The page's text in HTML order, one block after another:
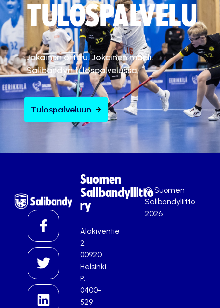
TULOSPALVELU
Jokainen ottelu. Jokainen maali.
Salibandyn tulospalvelussa.
Tulospalveluun
Suomen
Salibandyliitto
ry
Alakiventie
2,
00920
Helsinki
P.
0400-
529
© Suomen
Salibandyliitto
2026